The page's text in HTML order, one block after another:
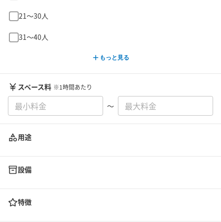
21〜30人
31〜40人
もっと見る
スペース料 ※1時間あたり
〜
用途
設備
特徴